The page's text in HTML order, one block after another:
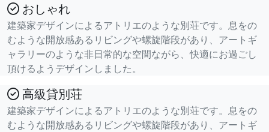
おしゃれ
建築家デザインによるアトリエのような別荘です。息をの
むような開放感あるリビングや螺旋階段があり、アートギ
ャラリーのような非日常的な空間ながら、快適にお過ごし
頂けるようデザインしました。
高級貸別荘
建築家デザインによるアトリエのような別荘です。息をの
むような開放感あるリビングや螺旋階段があり、アートギ